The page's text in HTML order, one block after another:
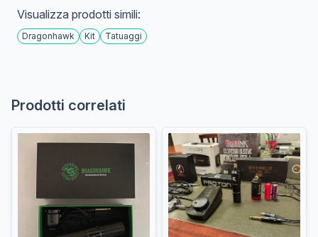
Visualizza prodotti simili:
Dragonhawk Kit Tatuaggi
Prodotti correlati